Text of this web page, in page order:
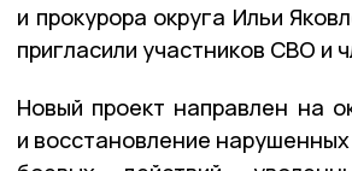
и прокурора округа Ильи
пригласили участников СВО и
Новый проект направлен на
и восстановление